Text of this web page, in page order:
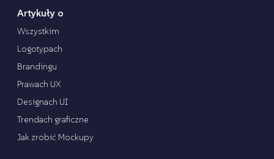
Artykuły o
Wszystkim
Logotypach
Brandingu
Prawach UX
Designach UI
Trendach graficzne
Jak zrobić Mockupy